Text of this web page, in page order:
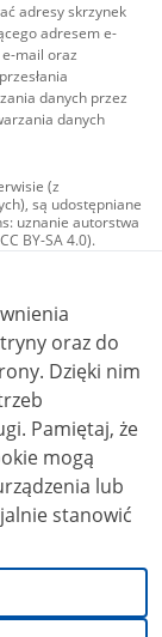
adresy skrzynek
adresem e-
mail oraz
danych przez
danych
(z
są udostępniane
uznanie autorstwa
BY-SA 4.0).
materiały
typu
użycie
4.0 (CC BY-
inaczej.
oraz do
nim
że
mogą
lub
stanowić